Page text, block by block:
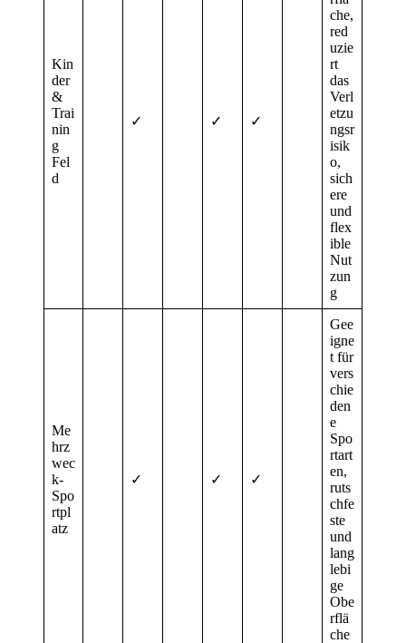
Kin
der
&
Trai
nin
g
Fel
d
✓ ✓ ✓
che,
red
uzie
rt
das
Verl
etzu
ngsr
isik
o,
sich
ere
und
flex
ible
Nut
zun
g
Me
hrz
wec
k-
Spo
rtpl
atz
✓ ✓ ✓
Gee
igne
t für
vers
chie
den
e
Spo
rtart
en,
ruts
chfe
ste
und
lang
lebi
ge
Obe
rflä
che